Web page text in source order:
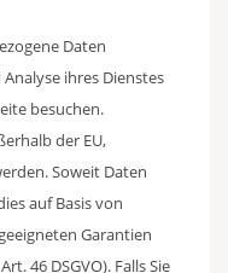
Daten
ihres Dienstes
besuchen.
der EU,
Soweit Daten
auf Basis von
Garantien
46 DSGVO). Falls Sie